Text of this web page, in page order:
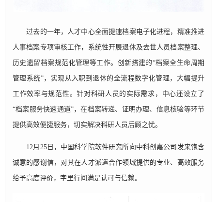
过去的一年，人才中心全面提速档案电子化进程，精准推进
人事档案专项审核工作，系统性开展退休及去世人员档案整理、
历史遗留档案规范化管理等工作。创新搭建的“档案全生命周期
管理系统”，实现从入职到退休的全流程数字化管理，大幅提升
工作效率与规范性。针对科研人员的实际需求，中心还设立了
“档案服务快速通道”，在档案转递、证明办理、信息核验等环节
提供高效便捷服务，切实解决科研人员后顾之忧。
12月25日，中国科学院软件研究所向中科创嘉公司发来饱含
诚意的感谢信，对其在人才派遣合作领域提供的专业、高效服务
给予高度评价，字里行间满是认可与信赖。